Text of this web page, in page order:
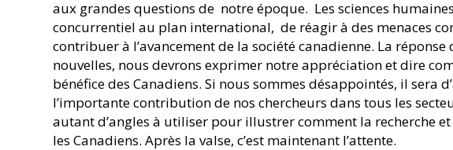
aux grandes questions de notre époque. Les sciences
concurrentiel au plan international, de réagir à des menaces
contribuer à l’avancement de la société canadienne. La
nouvelles, nous devrons exprimer notre appréciation et dire
bénéfice des Canadiens. Si nous sommes désappointés, il
l’importante contribution de nos chercheurs dans tous les
autant d’angles à utiliser pour illustrer comment la recherche
les Canadiens. Après la valse, c’est maintenant l’attente.